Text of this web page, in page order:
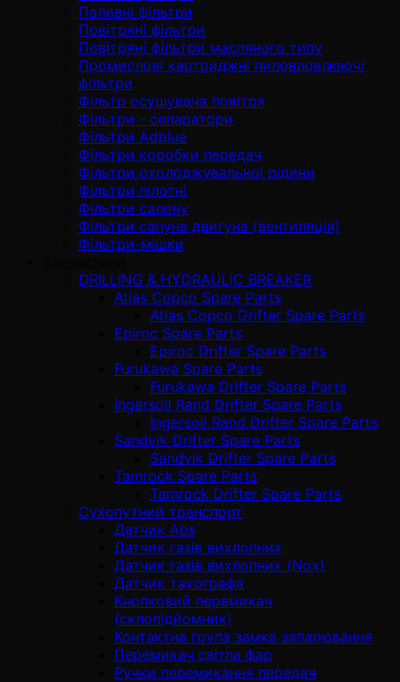
Паливні фільтри
Повітряні фільтри
Повітряні фільтри масляного типу
Промислові картриджні пиловловлюючі
фільтри
Фільтр осушувача повітря
Фільтри - сепаратори
Фільтри Adblue
Фільтри коробки передач
Фільтри охолоджувальної рідини
Фільтри пілотні
Фільтри салону
Фільтри сапуна двигуна (вентиляція)
Фільтри-мішки
DRILLING & HYDRAULIC BREAKER
Atlas Copco Spare Parts
Atlas Copco Drifter Spare Parts
Epiroc Spare Parts
Epiroc Drifter Spare Parts
Furukawa Spare Parts
Furukawa Drifter Spare Parts
İngersoll Rand Drifter Spare Parts
İngersoll Rand Drifter Spare Parts
Sandvik Drifter Spare Parts
Sandvik Drifter Spare Parts
Tamrock Spare Parts
Tamrock Drifter Spare Parts
Сухопутний транспорт
Датчик Abs
Датчик газів вихлопних
Датчик газів вихлопних (Nox)
Датчик тахографа
Кнопковий перемикач
(склопідйомник)
Контактна група замка запалювання
Перемикач світла фар
Ручки перемикання передач